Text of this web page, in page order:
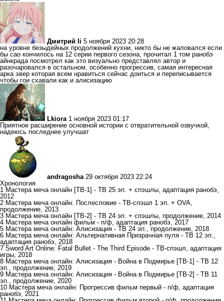
Дмитрий Ii 5 ноября 2023 20:28
на уровне безыдейных продолжений кухни, никто бы не жаловался если
бы сао кончилось на 12 серии первого сезона, прочитал 1 том ранобэ
айнкрада посмотрел как это визуально представлял автор и
разочаровался в остальном, особенно прогрессив, самая интересная
арка эвер которая всем нравиться сейчас доиться и переписывается
чтобы гои схавали как и алисизацию
Lkiora 1 ноября 2023 01:17
Приятное расширение основной истории с отвратительной озвучкой,
надеюсь последнее улучшат
andragosha 29 октября 2023 22:24
Хронология
1 Мастера меча онлайн [ТВ-1] - ТВ 25 эп. + спэшлы, адаптация ранобэ,
2012
2 Мастера меча онлайн: Послесловие - ТВ-спэшл 1 эп. + OVA,
продолжение, 2013
3 Мастера меча онлайн [ТВ-2] - ТВ 24 эп. + спэшлы, продолжение, 2014
4 Мастера меча онлайн фильм - п/ф, адаптация ранобэ, 2017
5 Мастера меча онлайн: Алисизация - ТВ 24 эп., продолжение, 2018
6 Мастера меча онлайн: Альтернативная Призрачная пуля - ТВ 12 эп.,
адаптация ранобэ, 2018
7 Sword Art Online: Fatal Bullet - The Third Episode - ТВ-спэшл, адаптация
игры, 2018
8 Мастера меча онлайн: Алисизация - Война в Подмирье [ТВ-1] - ТВ 12
эп., продолжение, 2019
9 Мастера меча онлайн: Алисизация - Война в Подмирье [ТВ-2] - ТВ 11
эп., продолжение, 2020
10 Мастера меча онлайн: Прогрессив фильм первый - п/ф, адаптация
ранобэ, 2021